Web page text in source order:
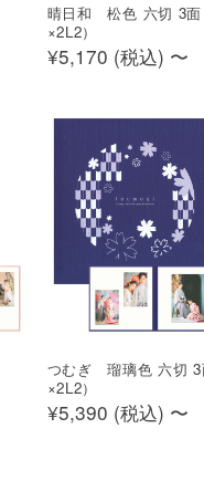
晴日和 松色 六切 3面
×2L2）
¥5,170 (税込) 〜
つむぎ 瑠璃色 六切 3
×2L2）
¥5,390 (税込) 〜